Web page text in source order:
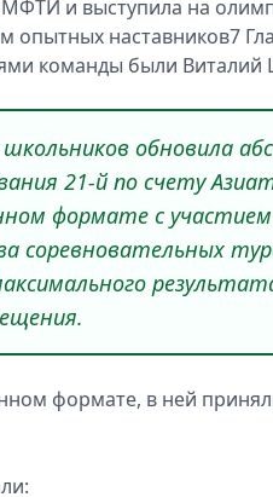
и выступила на
опытных наставников7
команды были
школьников обновила
21-й по счету
формате с
соревновательных
формате, в ней